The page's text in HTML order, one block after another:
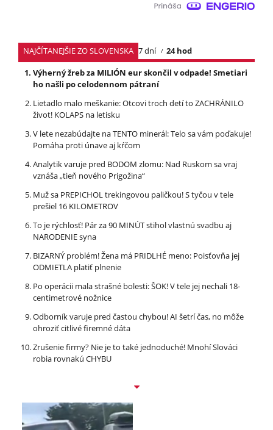
NAJČÍTANEJŠIE ZO SLOVENSKA 7 dní
24 hod
Výherný žreb za MILIÓN eur skončil v odpade! Smetiari
ho našli po celodennom pátraní
Lietadlo malo meškanie: Otcovi troch detí to ZACHRÁNILO
život! KOLAPS na letisku
V lete nezabúdajte na TENTO minerál: Telo sa vám poďakuje!
Pomáha proti únave aj kŕčom
Analytik varuje pred BODOM zlomu: Nad Ruskom sa vraj
vznáša „tieň nového Prigožina“
Muž sa PREPICHOL trekingovou paličkou! S tyčou v tele
prešiel 16 KILOMETROV
To je rýchlosť! Pár za 90 MINÚT stihol vlastnú svadbu aj
NARODENIE syna
BIZARNÝ problém! Žena má PRIDLHÉ meno: Poisťovňa jej
ODMIETLA platiť plnenie
Po operácii mala strašné bolesti: ŠOK! V tele jej nechali 18-
centimetrové nožnice
Odborník varuje pred častou chybou! AI šetrí čas, no môže
ohroziť citlivé firemné dáta
Zrušenie firmy? Nie je to také jednoduché! Mnohí Slováci
robia rovnakú CHYBU